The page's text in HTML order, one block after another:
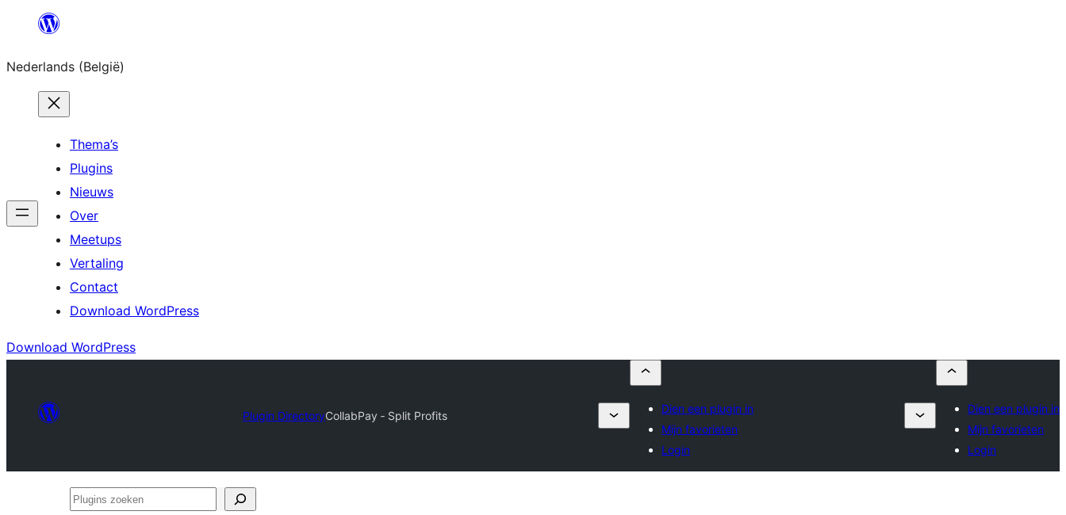
Spring
de
inhoud
Nederlands (België)
Thema’s
Plugins
Nieuws
Over
Meetups
Vertaling
Contact
Download WordPress
Download WordPress
Plugin DirectoryCollabPay ‑ Split Profits
Dien een plugin in
Mijn favorieten
Login
Dien een plugin in
Mijn favorieten
Login
Plugins